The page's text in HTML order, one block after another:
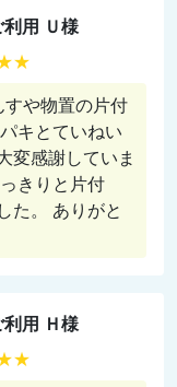
用 Ｕ様
や物置の片付
キとていねい
変感謝していま
きりと片付
た。 ありがと
用 Ｈ様